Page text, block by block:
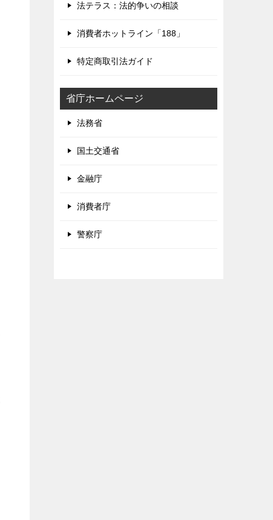
法テラス：法的争いの相談
消費者ホットライン「188」
特定商取引法ガイド
省庁ホームページ
法務省
国土交通省
金融庁
消費者庁
警察庁